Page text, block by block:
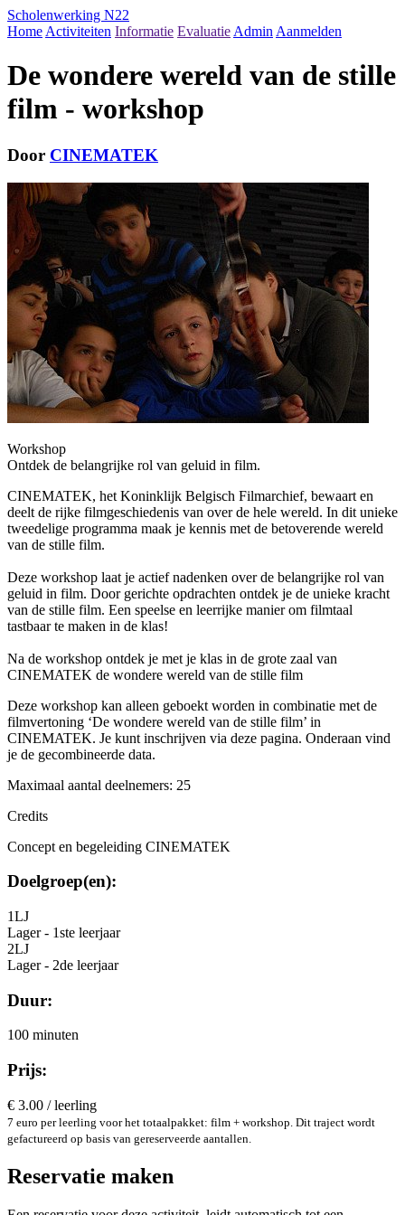
Scholenwerking N22
Home Activiteiten Informatie Evaluatie Admin Aanmelden
De wondere wereld van de stille
film - workshop
Door CINEMATEK
Workshop
Ontdek de belangrijke rol van geluid in film.
CINEMATEK, het Koninklijk Belgisch Filmarchief, bewaart en
deelt de rijke filmgeschiedenis van over de hele wereld. In dit unieke
tweedelige programma maak je kennis met de betoverende wereld
van de stille film.
Deze workshop laat je actief nadenken over de belangrijke rol van
geluid in film. Door gerichte opdrachten ontdek je de unieke kracht
van de stille film. Een speelse en leerrijke manier om filmtaal
tastbaar te maken in de klas!
Na de workshop ontdek je met je klas in de grote zaal van
CINEMATEK de wondere wereld van de stille film
Deze workshop kan alleen geboekt worden in combinatie met de
filmvertoning ‘De wondere wereld van de stille film’ in
CINEMATEK. Je kunt inschrijven via deze pagina. Onderaan vind
je de gecombineerde data.
Maximaal aantal deelnemers: 25
Credits
Concept en begeleiding CINEMATEK
Doelgroep(en):
1LJ
Lager - 1ste leerjaar
2LJ
Lager - 2de leerjaar
Duur:
100 minuten
Prijs:
€ 3.00 / leerling
7 euro per leerling voor het totaalpakket: film + workshop. Dit traject wordt
gefactureerd op basis van gereserveerde aantallen.
Reservatie maken